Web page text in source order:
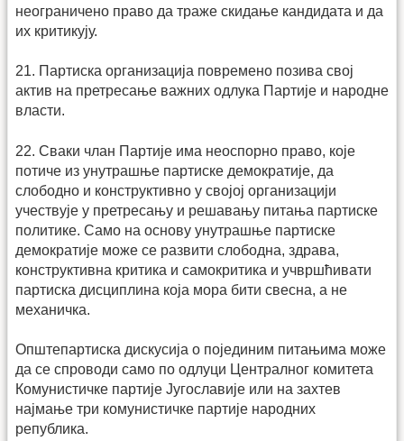
неограничено право да траже скидање кандидата и да
их критикују.
21. Партиска организација повремено позива свој
актив на претресање важних одлука Партије и народне
власти.
22. Сваки члан Партије има неоспорно право, које
потиче из унутрашње партиске демократије, да
слободно и конструктивно у својој организацији
учествује у претресању и решавању питања партиске
политике. Само на основу унутрашње партиске
демократије може се развити слободна, здрава,
конструктивна критика и самокритика и учвршћивати
партиска дисциплина која мора бити свесна, а не
механичка.
Општепартиска дискусија о појединим питањима може
да се спроводи само по одлуци Централног комитета
Комунистичке партије Југославије или на захтев
најмање три комунистичке партије народних
република.